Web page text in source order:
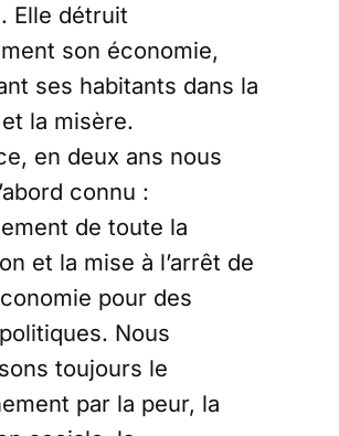
Elle détruit
son économie,
ses habitants dans la
la misère.
en deux ans nous
connu :
de toute la
et la mise à l’arrêt de
pour des
Nous
toujours le
par la peur, la